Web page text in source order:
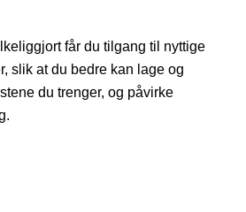
får du tilgang til nyttige
slik at du bedre kan lage og
du trenger, og påvirke